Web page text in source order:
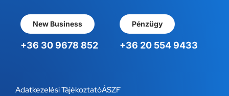
New Business
+36 30 9678 852
Pénzügy
+36 20 554 9433
Adatkezelési TájékoztatóÁSZF